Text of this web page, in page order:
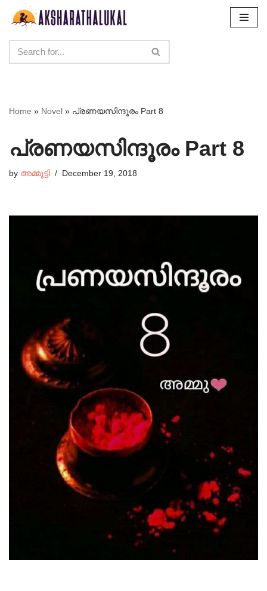
content
Home » Novel » പ്രണയസിന്ദൂരം Part 8
പ്രണയസിന്ദൂരം Part 8
by അമ്മൂട്ടി December 19, 2018